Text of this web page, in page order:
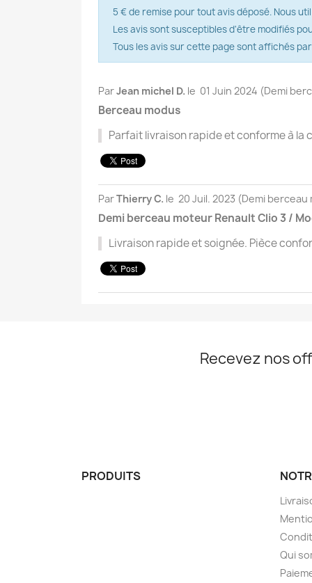
5 € de remise pour tout avis déposé. Nous
Les avis sont susceptibles d'être modifiés
Tous les avis sur cette page sont affichés
ParJean michel D. le 01 Juin 2024 (Demi
Berceau modus
Parfait livraison rapide et conforme à la
ParThierry C. le 20 Juil. 2023 (Demi berceau
Demi berceau moteur Renault Clio 3 /
Livraison rapide et soignée. Pièce
Recevez nos
PRODUITS
Qui